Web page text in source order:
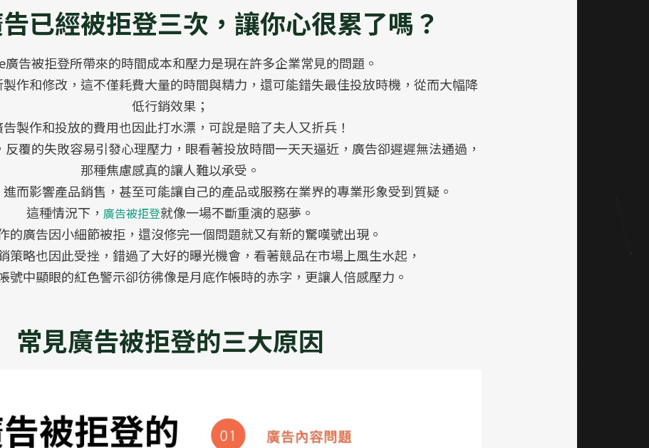
已經被拒登三次，讓你心很累了嗎？
廣告被拒登所帶來的時間成本和壓力是現在許多企業常見的問題。
作和修改，這不僅耗費大量的時間與精力，還可能錯失最佳投放時機，從而大幅降
低行銷效果；
告製作和投放的費用也因此打水漂，可說是賠了夫人又折兵！
覆的失敗容易引發心理壓力，眼看著投放時間一天天逼近，廣告卻遲遲無法通過，
那種焦慮感真的讓人難以承受。
而影響產品銷售，甚至可能讓自己的產品或服務在業界的專業形象受到質疑。
這種情況下， 廣告被拒登就像一場不斷重演的惡夢。
的廣告因小細節被拒，還沒修完一個問題就又有新的驚嘆號出現。
策略也因此受挫，錯過了大好的曝光機會，看著競品在市場上風生水起，
號中顯眼的紅色警示卻彷彿像是月底作帳時的赤字，更讓人倍感壓力。
常見廣告被拒登的三大原因